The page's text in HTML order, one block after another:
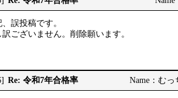
誤投稿です。
訳ございません。削除願います。
Re: 令和7年合格率 Name：む